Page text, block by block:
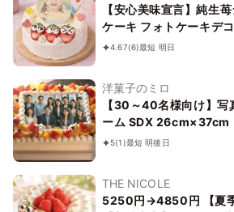
【安心美味宣言】純生
ケーキ フォトケーキデ
号 12cm 【オプション
4.67(6)最短 明日
洋菓子のミロ
【30～40名様向け】写
ーム SDX 26cm×37cm
5(1)最短 明後日
THE NICOLE
5250円→4850円 【夏季